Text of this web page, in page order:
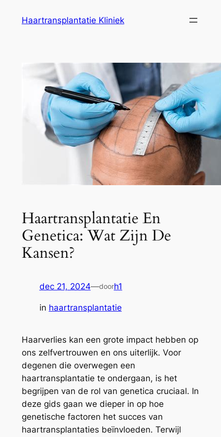
Haartransplantatie Kliniek
Haartransplantatie En
Genetica: Wat Zijn De
Kansen?
dec 21, 2024—doorh1
in haartransplantatie
Haarverlies kan een grote impact hebben op
ons zelfvertrouwen en ons uiterlijk. Voor
degenen die overwegen een
haartransplantatie te ondergaan, is het
begrijpen van de rol van genetica cruciaal. In
deze gids gaan we dieper in op hoe
genetische factoren het succes van
haartransplantaties beïnvloeden. Terwijl